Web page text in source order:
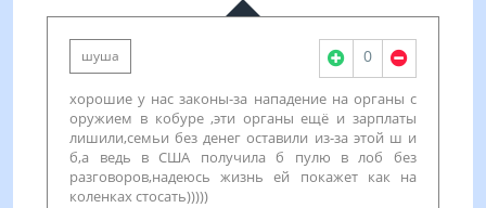
шуша 0
хорошие у нас законы-за нападение на органы с
оружием в кобуре ,эти органы ещё и зарплаты
лишили,семьи без денег оставили из-за этой ш и
б,а ведь в США получила б пулю в лоб без
разговоров,надеюсь жизнь ей покажет как на
коленках стосать)))))